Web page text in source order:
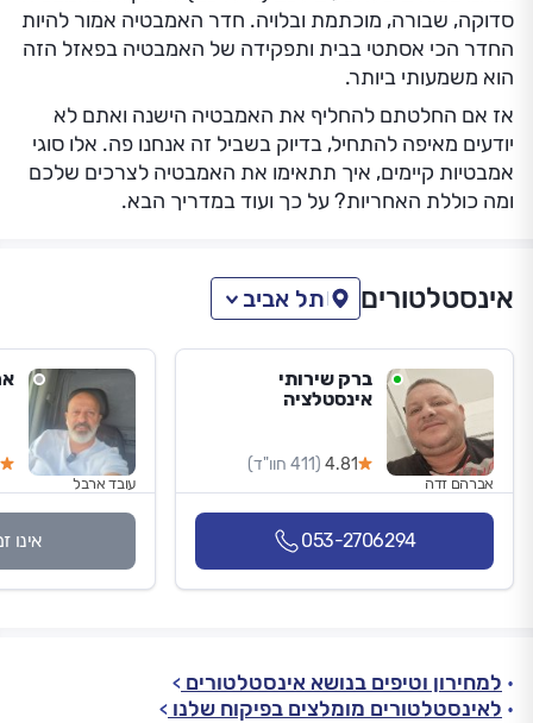
סדוקה, שבורה, מוכתמת ובלויה. חדר האמבטיה אמור להיות
החדר הכי אסתטי בבית ותפקידה של האמבטיה בפאזל הזה
הוא משמעותי ביותר.
אז אם החלטתם להחליף את האמבטיה הישנה ואתם לא
יודעים מאיפה להתחיל, בדיוק בשביל זה אנחנו פה. אלו סוגי
אמבטיות קיימים, איך תתאימו את האמבטיה לצרכים שלכם
ומה כוללת האחריות? על כך ועוד במדריך הבא.
אינסטלטורים תל אביב
ברק שירותי
אינסטלציה
4.81 (411 חוו"ד)
אברהם זדה
053-2706294
עובד ארבל
אינו
למחירון וטיפים בנושא אינסטלטורים
לאינסטלטורים מומלצים בפיקוח שלנו